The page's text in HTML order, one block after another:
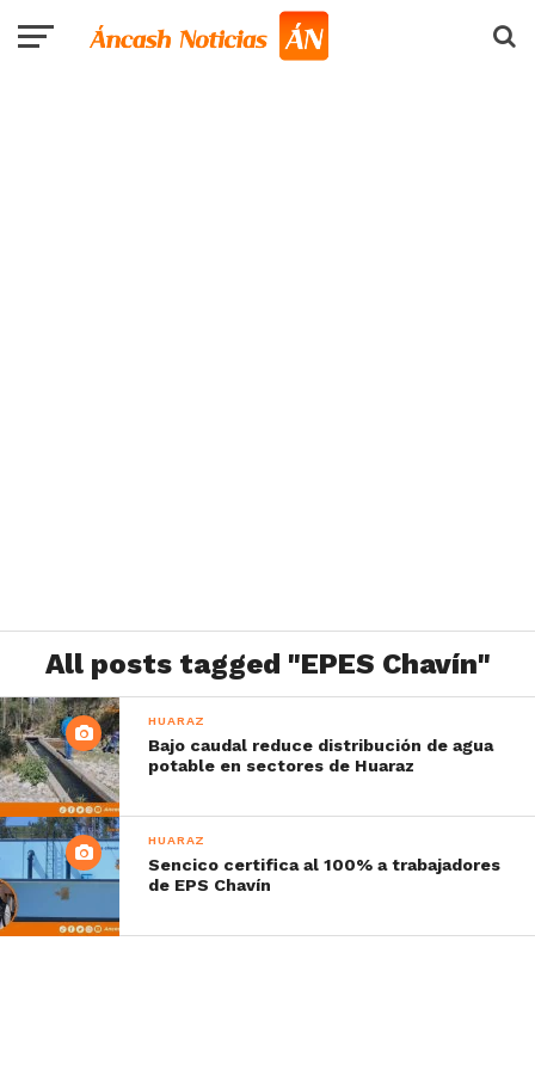
All posts tagged "EPES Chavín"
HUARAZ
Bajo caudal reduce distribución de agua
potable en sectores de Huaraz
HUARAZ
Sencico certifica al 100% a trabajadores
de EPS Chavín